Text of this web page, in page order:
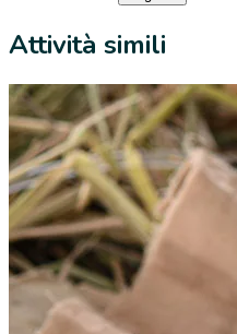
Attività simili